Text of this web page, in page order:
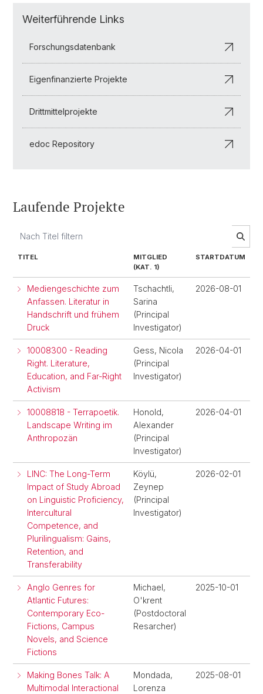
Weiterführende Links
Forschungsdatenbank
Eigenfinanzierte Projekte
Drittmittelprojekte
edoc Repository
Laufende Projekte
TITEL
MITGLIED
(KAT. 1)
STARTDATUM
Mediengeschichte zum
Anfassen. Literatur in
Handschrift und frühem
Druck
Tschachtli,
Sarina
(Principal
Investigator)
2026-08-01
10008300 - Reading
Right. Literature,
Education, and Far-Right
Activism
Gess, Nicola
(Principal
Investigator)
2026-04-01
10008818 - Terrapoetik.
Landscape Writing im
Anthropozän
Honold,
Alexander
(Principal
Investigator)
2026-04-01
LINC: The Long-Term
Impact of Study Abroad
on Linguistic Proficiency,
Intercultural
Competence, and
Plurilingualism: Gains,
Retention, and
Transferability
Köylü,
Zeynep
(Principal
Investigator)
2026-02-01
Anglo Genres for
Atlantic Futures:
Contemporary Eco-
Fictions, Campus
Novels, and Science
Fictions
Michael,
O'krent
(Postdoctoral
Resarcher)
2025-10-01
Making Bones Talk: A
Multimodal Interactional
Mondada,
Lorenza
2025-08-01